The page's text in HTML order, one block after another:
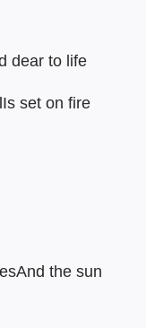
dear to life
set on fire
the sun